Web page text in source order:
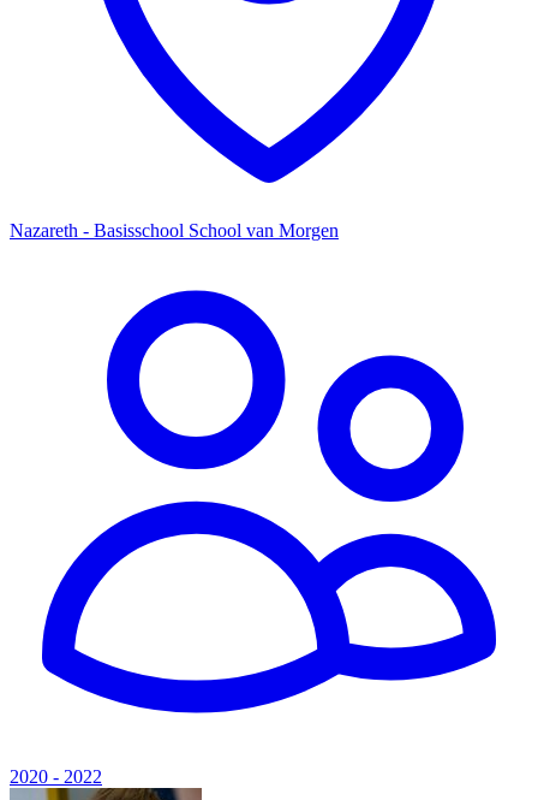
Nazareth - Basisschool School van Morgen
2020 - 2022